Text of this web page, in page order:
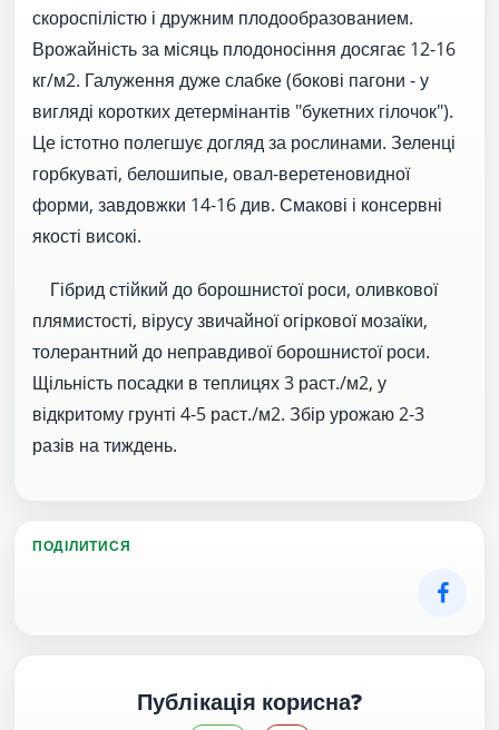
скороспілістю і дружним плодообразованием.
Врожайність за місяць плодоносіння досягає 12-16
кг/м2. Галуження дуже слабке (бокові пагони - у
вигляді коротких детермінантів "букетних гілочок").
Це істотно полегшує догляд за рослинами. Зеленці
горбкуваті, белошипые, овал-веретеновидної
форми, завдовжки 14-16 див. Смакові і консервні
якості високі.
Гібрид стійкий до борошнистої роси, оливкової
плямистості, вірусу звичайної огіркової мозаїки,
толерантний до неправдивої борошнистої роси.
Щільність посадки в теплицях 3 раст./м2, у
відкритому грунті 4-5 раст./м2. Збір урожаю 2-3
разів на тиждень.
ПОДІЛИТИСЯ
Публікація корисна?